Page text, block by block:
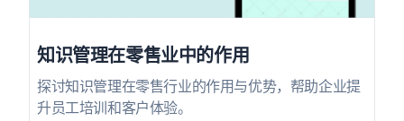
知识管理在零售业中的作用
探讨知识管理在零售行业的作用与优势，帮助企业提
升员工培训和客户体验。